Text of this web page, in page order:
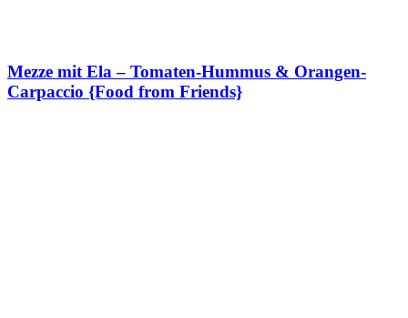
Mezze mit Ela – Tomaten-Hummus & Orangen-
Carpaccio {Food from Friends}